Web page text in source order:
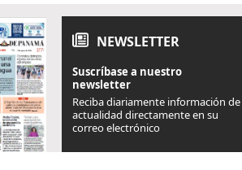
NEWSLETTER
Suscríbase a nuestro
newsletter
Reciba diariamente información de
actualidad directamente en su
correo electrónico